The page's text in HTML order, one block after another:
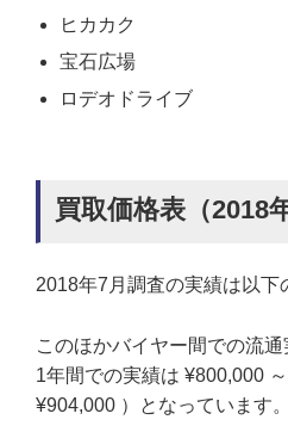
ヒカカク
宝石広場
ロデオドライブ
買取価格表（2018
2018年7月調査の実績は以下
このほかバイヤー間での流
1年間での実績は ¥800,000
¥904,000 ）となっています。